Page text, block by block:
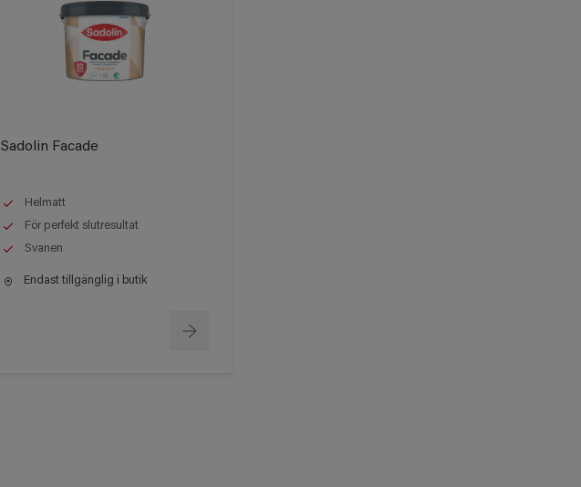
Sadolin Facade
Helmatt
För perfekt slutresultat
Svanen
Endast tillgänglig i butik